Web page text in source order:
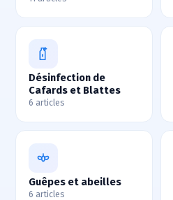
Désinfection de
Cafards et Blattes
6 articles
Guêpes et abeilles
6 articles